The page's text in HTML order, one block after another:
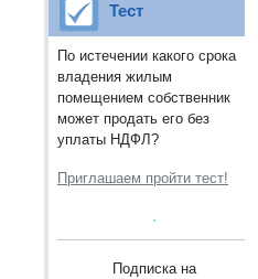
Тест
По истечении какого срока
владения жилым
помещением собственник
может продать его без
уплаты НДФЛ?
Приглашаем пройти тест!
Подписка на